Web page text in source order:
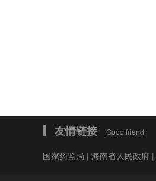
友情链接 Good friend
国家药监局 | 海南省人民政府 |